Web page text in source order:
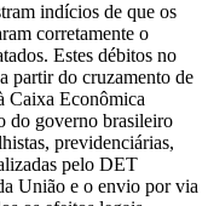
indícios de que os
corretamente o
Estes débitos no
partir do cruzamento de
Caixa Econômica
do governo brasileiro
previdenciárias,
pelo DET
União e o envio por via